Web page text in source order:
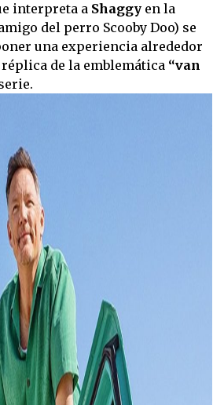
interpreta a Shaggy en la
del perro Scooby Doo) se
una experiencia alrededor
de la emblemática “van